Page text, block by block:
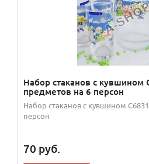
Набор стаканов с кувшином
предметов на 6 персон
Набор стаканов с кувшином
персон
70 руб.